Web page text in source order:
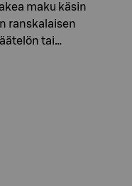
maku käsin
ranskalaisen
tai…